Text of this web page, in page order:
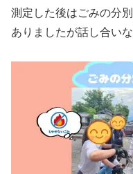
測定した後はごみの分
ありましたが話し合い